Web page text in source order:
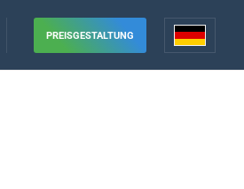
PREISGESTALTUNG